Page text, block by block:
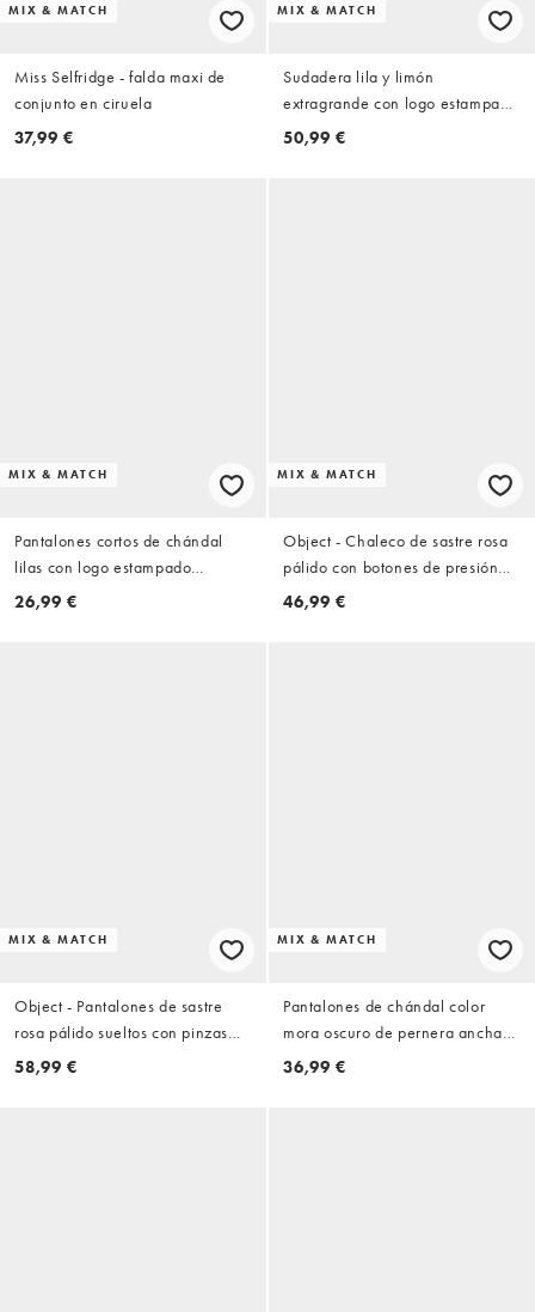
MIX & MATCH
Miss Selfridge - falda maxi de
conjunto en ciruela
37,99 €
MIX & MATCH
Sudadera lila y limón
extragrande con logo estampado
de tejido rico en algodón de
50,99 €
MIX & MATCH
Pantalones cortos de chándal
lilas con logo estampado
amarillo limón de tejido rico en
26,99 €
MIX & MATCH
Object - Chaleco de sastre rosa
pálido con botones de presión
en la parte delantera de tejido
46,99 €
MIX & MATCH
Object - Pantalones de sastre
rosa pálido sueltos con pinzas
delanteras de tejido efecto lino
58,99 €
MIX & MATCH
Pantalones de chándal color
mora oscuro de pernera ancha
de Cotton On (parte de un
36,99 €